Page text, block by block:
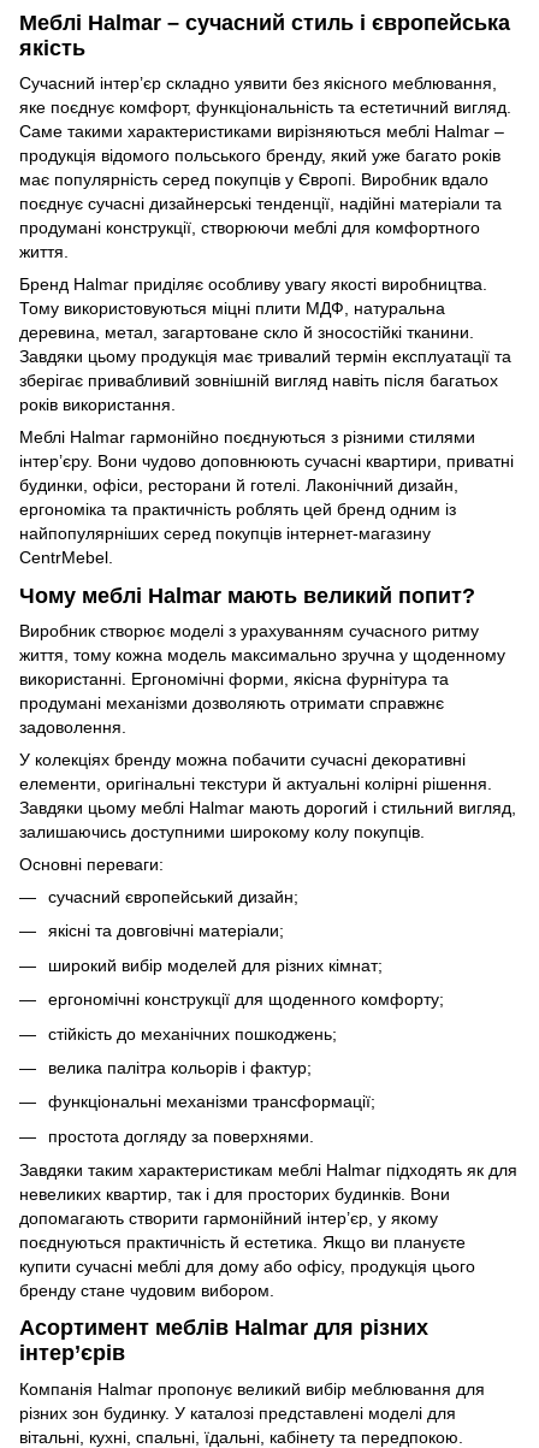
Меблі Halmar – сучасний стиль і європейська
якість
Сучасний інтер’єр складно уявити без якісного меблювання,
яке поєднує комфорт, функціональність та естетичний вигляд.
Саме такими характеристиками вирізняються меблі Halmar –
продукція відомого польського бренду, який уже багато років
має популярність серед покупців у Європі. Виробник вдало
поєднує сучасні дизайнерські тенденції, надійні матеріали та
продумані конструкції, створюючи меблі для комфортного
життя.
Бренд Halmar приділяє особливу увагу якості виробництва.
Тому використовуються міцні плити МДФ, натуральна
деревина, метал, загартоване скло й зносостійкі тканини.
Завдяки цьому продукція має тривалий термін експлуатації та
зберігає привабливий зовнішній вигляд навіть після багатьох
років використання.
Меблі Halmar гармонійно поєднуються з різними стилями
інтер’єру. Вони чудово доповнюють сучасні квартири, приватні
будинки, офіси, ресторани й готелі. Лаконічний дизайн,
ергономіка та практичність роблять цей бренд одним із
найпопулярніших серед покупців інтернет-магазину
CentrMebel.
Чому меблі Halmar мають великий попит?
Виробник створює моделі з урахуванням сучасного ритму
життя, тому кожна модель максимально зручна у щоденному
використанні. Ергономічні форми, якісна фурнітура та
продумані механізми дозволяють отримати справжнє
задоволення.
У колекціях бренду можна побачити сучасні декоративні
елементи, оригінальні текстури й актуальні колірні рішення.
Завдяки цьому меблі Halmar мають дорогий і стильний вигляд,
залишаючись доступними широкому колу покупців.
Основні переваги:
сучасний європейський дизайн;
якісні та довговічні матеріали;
широкий вибір моделей для різних кімнат;
ергономічні конструкції для щоденного комфорту;
стійкість до механічних пошкоджень;
велика палітра кольорів і фактур;
функціональні механізми трансформації;
простота догляду за поверхнями.
Завдяки таким характеристикам меблі Halmar підходять як для
невеликих квартир, так і для просторих будинків. Вони
допомагають створити гармонійний інтер’єр, у якому
поєднуються практичність й естетика. Якщо ви плануєте
купити сучасні меблі для дому або офісу, продукція цього
бренду стане чудовим вибором.
Асортимент меблів Halmar для різних
інтер’єрів
Компанія Halmar пропонує великий вибір меблювання для
різних зон будинку. У каталозі представлені моделі для
вітальні, кухні, спальні, їдальні, кабінету та передпокою.